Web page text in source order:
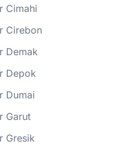
Cimahi
Cirebon
Demak
Depok
Dumai
Garut
Gresik